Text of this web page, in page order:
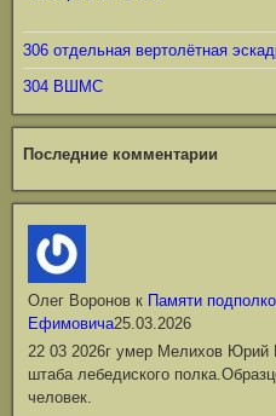
306 отдельная вертолётная
304 ВШМС
Последние комментарии
Олег Воронов к Памяти
Ефимовича25.03.2026
22 03 2026г умер Мелихов
штаба лебедиского
человек.